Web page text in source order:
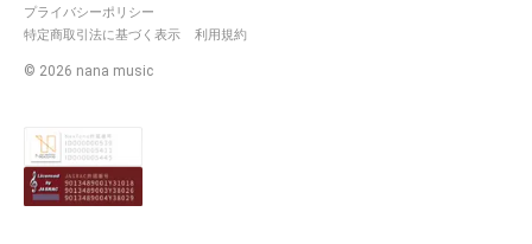
プライバシーポリシー
特定商取引法に基づく表示
利用規約
© 2026 nana music